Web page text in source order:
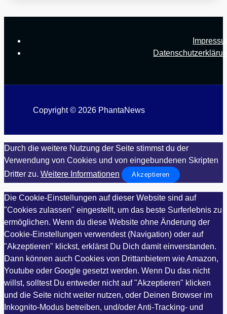
Copyright © 2026 PhantaNews
Durch die weitere Nutzung der Seite stimmst du der
Verwendung von Cookies und von eingebundenen Skripten
Dritter zu. Weitere Informationen Akzeptieren
Die Cookie-Einstellungen auf dieser Website sind auf
"Cookies zulassen" eingestellt, um das beste Surferlebnis zu
ermöglichen. Wenn du diese Website ohne Änderung der
Cookie-Einstellungen verwendest (Navigation) oder auf
"Akzeptieren" klickst, erklärst Du Dich damit einverstanden.
Dann können auch Cookies von Drittanbietern wie Amazon,
Youtube oder Google gesetzt werden. Wenn Du das nicht
willst, solltest Du entweder nicht auf "Akzeptieren" klicken
und die Seite nicht weiter nutzen, oder Deinen Browser im
Inkognito-Modus betreiben, und/oder Anti-Tracking- und